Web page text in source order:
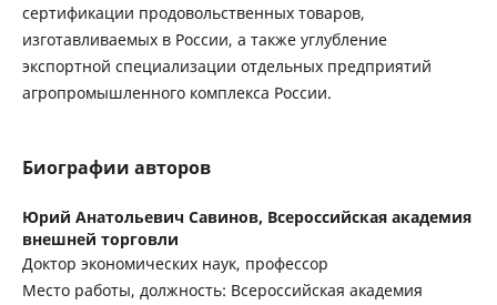
сертификации продовольственных товаров,
изготавливаемых в России, а также углубление
экспортной специализации отдельных предприятий
агропромышленного комплекса России.
Биографии авторов
Юрий Анатольевич Савинов, Всероссийская академия
внешней торговли
Доктор экономических наук, профессор
Место работы, должность: Всероссийская академия